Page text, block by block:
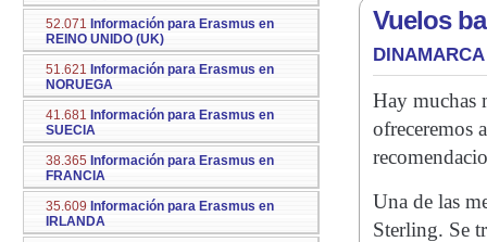
52.071 Información para Erasmus en
REINO UNIDO (UK)
51.621 Información para Erasmus en
NORUEGA
41.681 Información para Erasmus en
SUECIA
38.365 Información para Erasmus en
FRANCIA
35.609 Información para Erasmus en
IRLANDA
Vuelos
DINAMARCA
Hay muchas
ofreceremos
Una de las
Sterling. Se